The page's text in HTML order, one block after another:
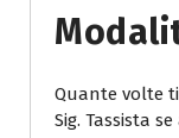
Quante volte
Sig. Tassista